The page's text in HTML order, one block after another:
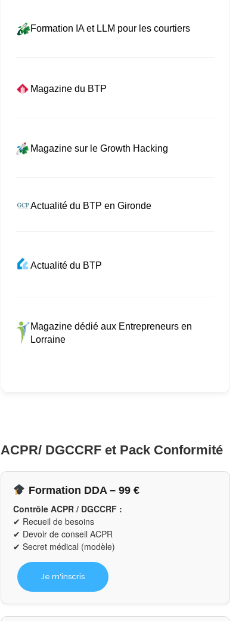
Formation IA et LLM pour les courtiers
Magazine du BTP
Magazine sur le Growth Hacking
Actualité du BTP en Gironde
Actualité du BTP
Magazine dédié aux Entrepreneurs en
Lorraine
ACPR/ DGCCRF et Pack Conformité
Formation DDA – 99 €
Contrôle ACPR / DGCCRF :
✔ Recueil de besoins
✔ Devoir de conseil ACPR
✔ Secret médical (modèle)
Je m'inscris